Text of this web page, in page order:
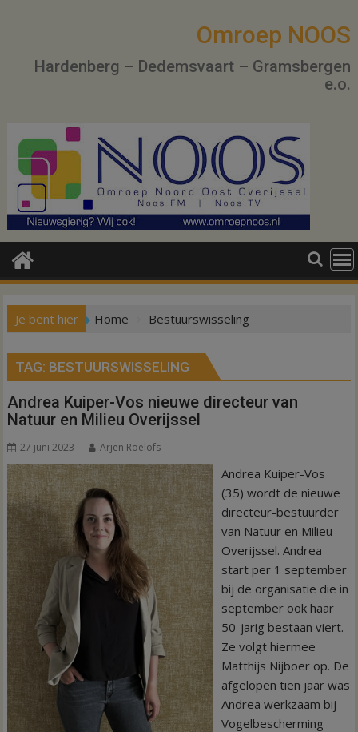
Omroep NOOS
Hardenberg – Dedemsvaart – Gramsbergen
e.o.
Je bent hier Home Bestuurswisseling
TAG: BESTUURSWISSELING
Andrea Kuiper-Vos nieuwe directeur van
Natuur en Milieu Overijssel
27 juni 2023 Arjen Roelofs
Andrea Kuiper-Vos
(35) wordt de nieuwe
directeur-bestuurder
van Natuur en Milieu
Overijssel. Andrea
start per 1 september
bij de organisatie die in
september ook haar
50-jarig bestaan viert.
Ze volgt hiermee
Matthijs Nijboer op. De
afgelopen tien jaar was
Andrea werkzaam bij
Vogelbescherming